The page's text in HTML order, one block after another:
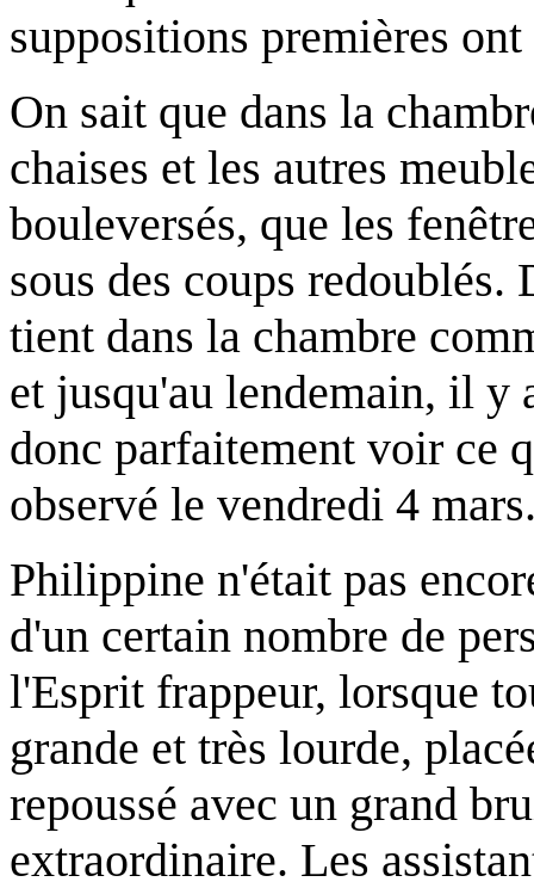
suppositions premières ont
On sait que dans la
chaises et les autres
bouleversés, que les
sous des coups redoublés.
tient dans la chambre
et jusqu'au lendemain, il y
donc parfaitement voir ce
observé le vendredi 4
Philippine n'était pas
d'un certain nombre de
l'Esprit frappeur, lorsque
grande et très lourde,
repoussé avec un grand
extraordinaire. Les